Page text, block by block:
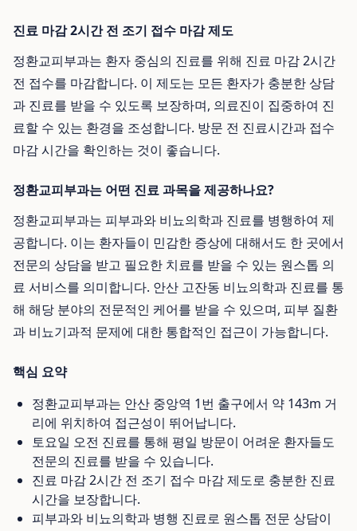
진료 마감 2시간 전 조기 접수 마감 제도
정환교피부과는 환자 중심의 진료를 위해 진료 마감 2시간
전 접수를 마감합니다. 이 제도는 모든 환자가 충분한 상담
과 진료를 받을 수 있도록 보장하며, 의료진이 집중하여 진
료할 수 있는 환경을 조성합니다. 방문 전 진료시간과 접수
마감 시간을 확인하는 것이 좋습니다.
정환교피부과는 어떤 진료 과목을 제공하나요?
정환교피부과는 피부과와 비뇨의학과 진료를 병행하여 제
공합니다. 이는 환자들이 민감한 증상에 대해서도 한 곳에서
전문의 상담을 받고 필요한 치료를 받을 수 있는 원스톱 의
료 서비스를 의미합니다. 안산 고잔동 비뇨의학과 진료를 통
해 해당 분야의 전문적인 케어를 받을 수 있으며, 피부 질환
과 비뇨기과적 문제에 대한 통합적인 접근이 가능합니다.
핵심 요약
정환교피부과는 안산 중앙역 1번 출구에서 약 143m 거
리에 위치하여 접근성이 뛰어납니다.
토요일 오전 진료를 통해 평일 방문이 어려운 환자들도
전문의 진료를 받을 수 있습니다.
진료 마감 2시간 전 조기 접수 마감 제도로 충분한 진료
시간을 보장합니다.
피부과와 비뇨의학과 병행 진료로 원스톱 전문 상담이